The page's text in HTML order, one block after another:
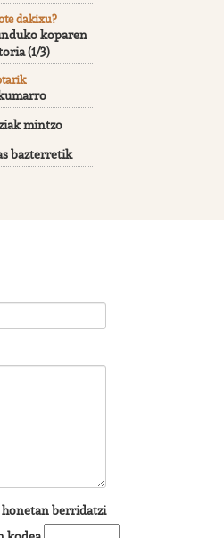
dakixu?
koparen
(1/3)
mintzo
bazterretik
honetan berridatzi